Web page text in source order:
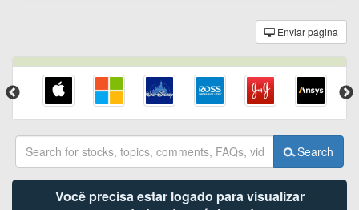
Enviar página
Search
Você precisa estar logado para visualizar